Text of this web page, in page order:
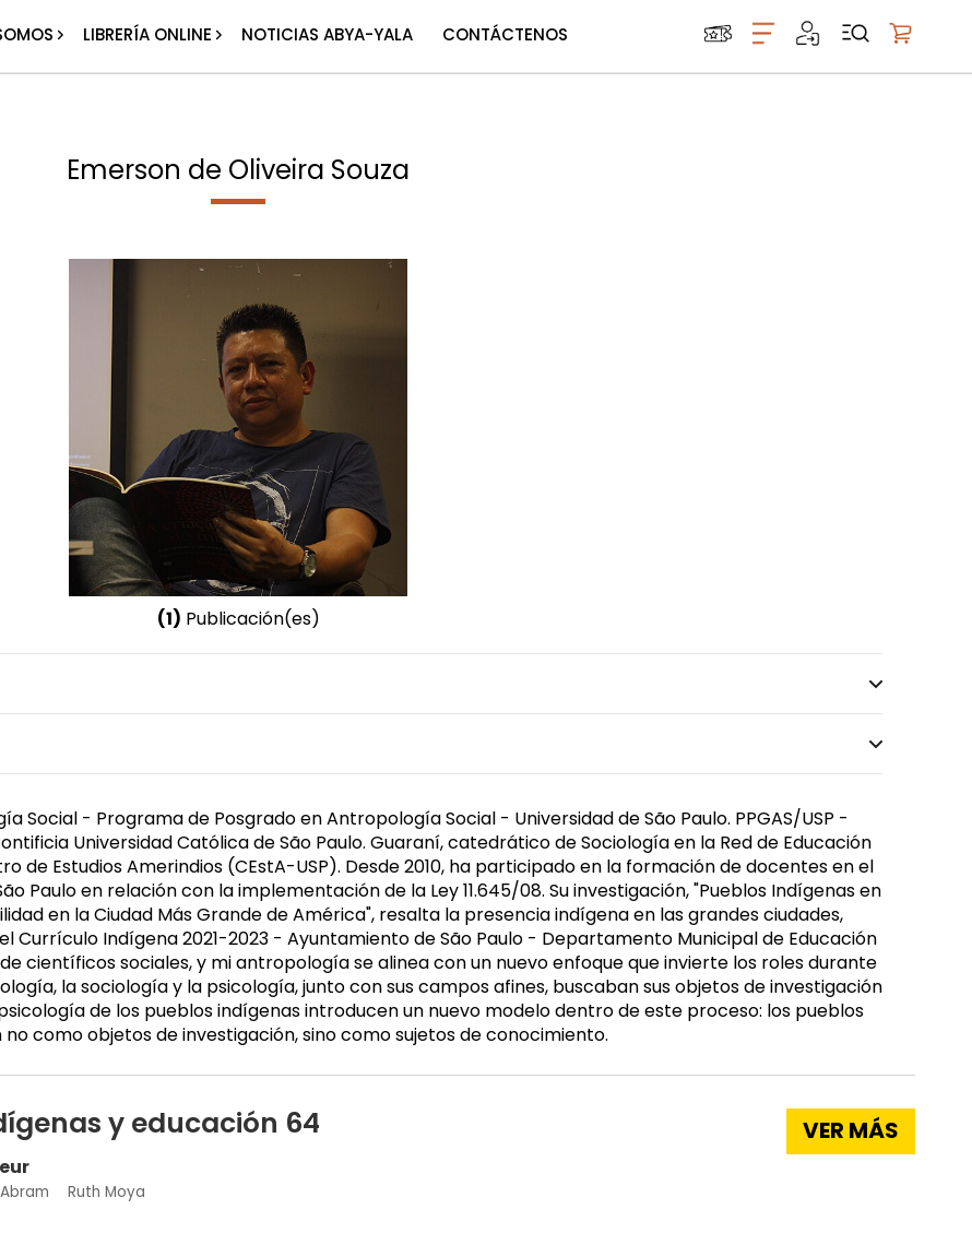
LIBRERÍA ONLINE NOTICIAS ABYA-YALA CONTÁCTENOS
Emerson de Oliveira Souza
(1) Publicación(es)
Masculino
- Programa de Posgrado en Antropología Social - Universidad de São Paulo. PPGAS/USP -
Universidad Católica de São Paulo. Guaraní, catedrático de Sociología en la Red de Educación
de Estudios Amerindios (CEstA-USP). Desde 2010, ha participado en la formación de docentes en el
Paulo en relación con la implementación de la Ley 11.645/08. Su investigación, "Pueblos Indígenas en
en la Ciudad Más Grande de América", resalta la presencia indígena en las grandes ciudades,
Currículo Indígena 2021-2023 - Ayuntamiento de São Paulo - Departamento Municipal de Educación
científicos sociales, y mi antropología se alinea con un nuevo enfoque que invierte los roles durante
la sociología y la psicología, junto con sus campos afines, buscaban sus objetos de investigación
de los pueblos indígenas introducen un nuevo modelo dentro de este proceso: los pueblos
como objetos de investigación, sino como sujetos de conocimiento.
y educación 64
Ruth Moya
VER MÁS